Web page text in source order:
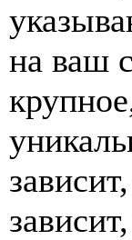
на ваш